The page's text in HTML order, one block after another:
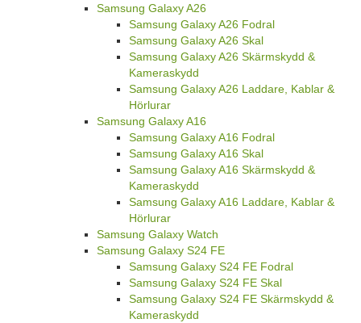
Samsung Galaxy A26
Samsung Galaxy A26 Fodral
Samsung Galaxy A26 Skal
Samsung Galaxy A26 Skärmskydd &
Kameraskydd
Samsung Galaxy A26 Laddare, Kablar &
Hörlurar
Samsung Galaxy A16
Samsung Galaxy A16 Fodral
Samsung Galaxy A16 Skal
Samsung Galaxy A16 Skärmskydd &
Kameraskydd
Samsung Galaxy A16 Laddare, Kablar &
Hörlurar
Samsung Galaxy Watch
Samsung Galaxy S24 FE
Samsung Galaxy S24 FE Fodral
Samsung Galaxy S24 FE Skal
Samsung Galaxy S24 FE Skärmskydd &
Kameraskydd